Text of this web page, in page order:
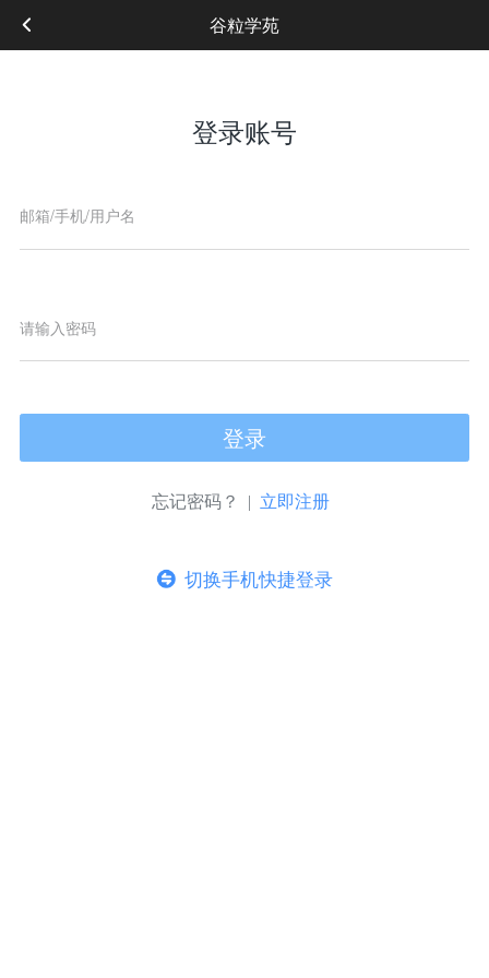
谷粒学苑
登录账号
登录
忘记密码？ | 立即注册
切换手机快捷登录